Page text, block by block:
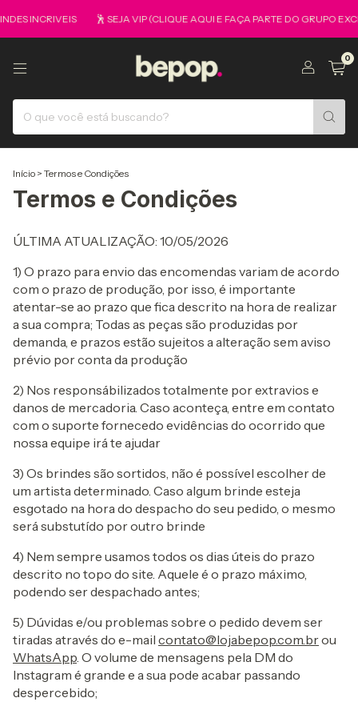
INCRIVEIS 🕺 SEJA VIP (CLIQUE AQUI E FAÇA PARTE DO GRUPO
0
Início > Termos e Condições
Termos e Condições
ÚLTIMA ATUALIZAÇÃO: 10/05/2026
1) O prazo para envio das encomendas variam de acordo
com o prazo de produção, por isso, é importante
atentar-se ao prazo que fica descrito na hora de realizar
a sua compra; Todas as peças são produzidas por
demanda, e prazos estão sujeitos a alteração sem aviso
prévio por conta da produção
2) Nos responsábilizados totalmente por extravios e
danos de mercadoria. Caso aconteça, entre em contato
com o suporte fornecedo evidências do ocorrido que
nossa equipe irá te ajudar
3) Os brindes são sortidos, não é possível escolher de
um artista determinado. Caso algum brinde esteja
esgotado na hora do despacho do seu pedido, o mesmo
será substutído por outro brinde
4) Nem sempre usamos todos os dias úteis do prazo
descrito no topo do site. Aquele é o prazo máximo,
podendo ser despachado antes;
5) Dúvidas e/ou problemas sobre o pedido devem ser
tiradas através do e-mail contato@lojabepop.com.brou
WhatsApp. O volume de mensagens pela DM do
Instagram é grande e a sua pode acabar passando
despercebido;